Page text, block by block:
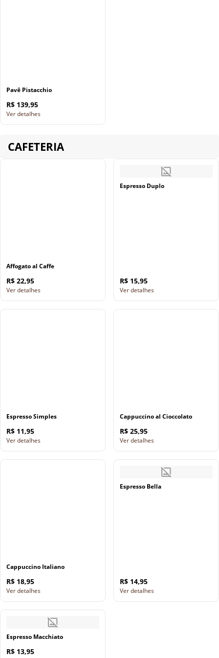
Pavê Pistacchio
R$ 139,95
Ver detalhes
CAFETERIA
Affogato al Caffe
R$ 22,95
Ver detalhes
Espresso Duplo
R$ 15,95
Ver detalhes
Espresso Simples
R$ 11,95
Ver detalhes
Cappuccino al Cioccolato
R$ 25,95
Ver detalhes
Cappuccino Italiano
R$ 18,95
Ver detalhes
Espresso Bella
R$ 14,95
Ver detalhes
Espresso Macchiato
R$ 13,95